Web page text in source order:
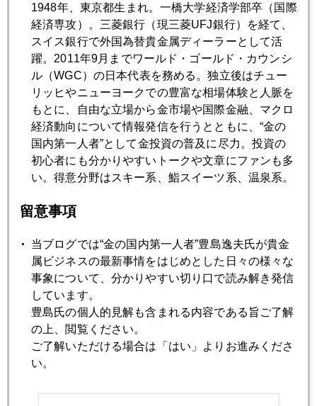
7月 8月 9月 10月 11月 12月
2023年05月31日
米債務上限暫定合意で金急騰のワケ
2023年05月30日
中国コロナ再発、中国民間金需要に影響も
米ＰＣＥ物価指数サプライズ、ＮＹ金急落
2023年05月26日
円安どこまで、Ⅹデーは６月１４日
2023年05月25日
相次ぐドル金利６％発言、円１４０円接近、投機筋深追い
1948年、東京都生まれ。一橋大学経済学部卒（国際
経済専攻）。三菱銀行（現三菱UFJ銀行）を経て、
スイス銀行で外国為替貴金属ディーラーとして活
躍。2011年9月までワールド・ゴールド・カウンシ
ル（WGC）の日本代表を務める。独立後はチュー
リッヒやニューヨークでの豊富な相場体験と人脈を
もとに、自由な立場から金市場や国際金融、マクロ
経済動向について情報発信を行うとともに、“金の
国内第一人者”として金投資の普及に尽力。投資の
初心者にも分かりやすいトークや文章にファンも多
い。得意分野はスキー系、鮨スイーツ系、温泉系。
留意事項
当ブログでは“金の国内第一人者”豊島逸夫氏が貴金
属ビジネスの最新事情をはじめとした日々の様々な
事象について、分かりやすい切り口で読み解き発信
しています。
豊島氏の個人的見解も含まれる内容である旨ご了解
の上、閲覧ください。
ご了解いただける場合は「はい」よりお進みくださ
い。